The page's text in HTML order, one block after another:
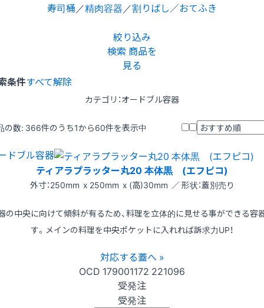
寿司桶／精肉容器／割りばし／おてふき
絞り込み
検索 商品を
見る
条件すべて解除
カテゴリ：オードブル容器
の数: 366件のうち1から60件を表示中
ドブル容器
ティアラプラッター丸20 本体黒 (エフピコ)
外寸：250mm x 250mm x (高)30mm ／ 形状：蓋別売り
の中央に向けて傾斜が有るため、料理を立体的に見せる事ができる容
す。メインの料理を中央ポケットに入れれば訴求力UP！
対応する蓋へ »
OCD 179001172 221096
受発注
受発注